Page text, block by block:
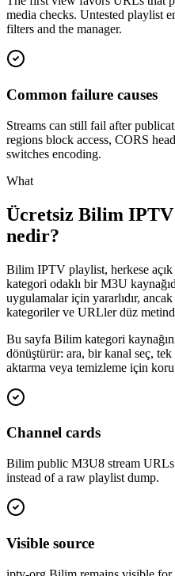
media checks. Untested playlist
filters and the manager.
Common failure causes
Streams can still fail after
regions block access, CORS
switches encoding.
What
Ücretsiz Bilim IPTV
nedir?
Bilim IPTV playlist, herkese açık
kategori odaklı bir M3U
uygulamalar için yararlıdır,
kategoriler ve URLler düz
Bu sayfa Bilim kategori
dönüştürür: ara, bir kanal seç,
aktarma veya temizleme için
Channel cards
Bilim public M3U8 stream URLs
instead of a raw playlist dump.
Visible source